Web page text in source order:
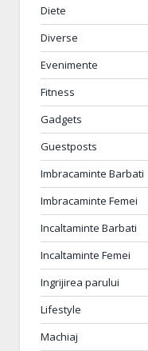
Diete
Diverse
Evenimente
Fitness
Gadgets
Guestposts
Imbracaminte Barbati
Imbracaminte Femei
Incaltaminte Barbati
Incaltaminte Femei
Ingrijirea parului
Lifestyle
Machiaj